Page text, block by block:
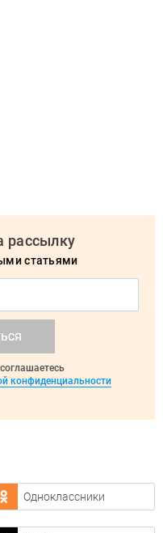
рассылку
статьями
конфиденциальности
Одноклассники